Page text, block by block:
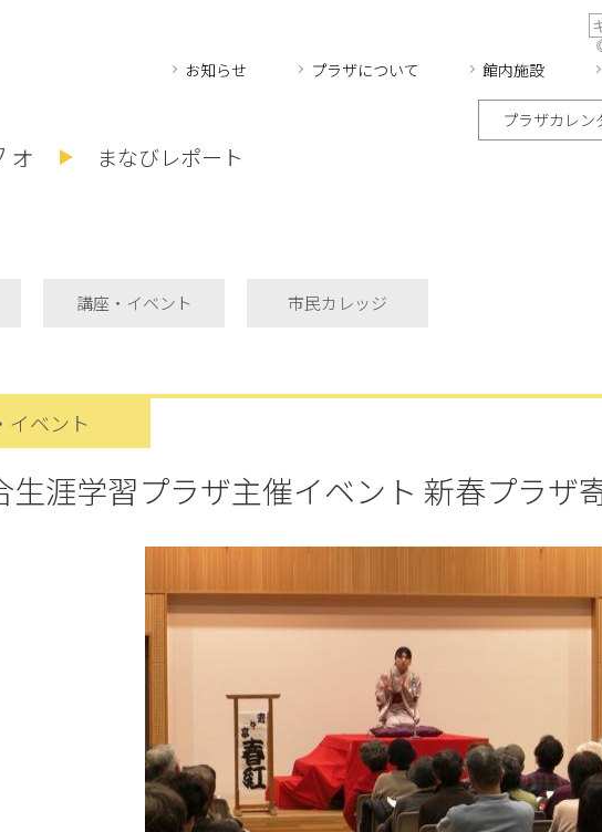
お知らせ プラザについて 館内施設
まなびレポート
プラザカレン
講座・イベント 市民カレッジ
イベント
生涯学習プラザ主催イベント 新春プラザ